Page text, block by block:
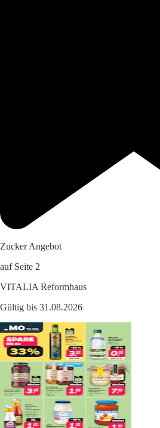
Zucker Angebot
auf Seite 2
VITALIA Reformhaus
Gültig bis 31.08.2026